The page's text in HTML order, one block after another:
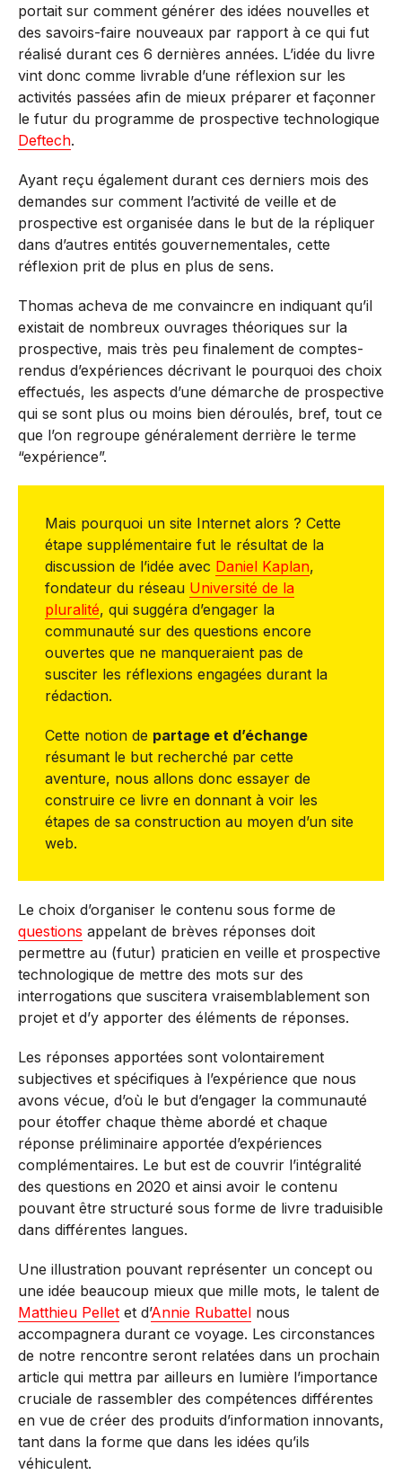
portait sur comment générer des idées nouvelles et
des savoirs-faire nouveaux par rapport à ce qui fut
réalisé durant ces 6 dernières années. L’idée du livre
vint donc comme livrable d’une réflexion sur les
activités passées afin de mieux préparer et façonner
le futur du programme de prospective technologique
Deftech.
Ayant reçu également durant ces derniers mois des
demandes sur comment l’activité de veille et de
prospective est organisée dans le but de la répliquer
dans d’autres entités gouvernementales, cette
réflexion prit de plus en plus de sens.
Thomas acheva de me convaincre en indiquant qu’il
existait de nombreux ouvrages théoriques sur la
prospective, mais très peu finalement de comptes-
rendus d’expériences décrivant le pourquoi des choix
effectués, les aspects d’une démarche de prospective
qui se sont plus ou moins bien déroulés, bref, tout ce
que l’on regroupe généralement derrière le terme
“expérience”.
Mais pourquoi un site Internet alors ? Cette
étape supplémentaire fut le résultat de la
discussion de l’idée avec Daniel Kaplan,
fondateur du réseau Université de la
pluralité, qui suggéra d’engager la
communauté sur des questions encore
ouvertes que ne manqueraient pas de
susciter les réflexions engagées durant la
rédaction.
Cette notion de partage et d’échange
résumant le but recherché par cette
aventure, nous allons donc essayer de
construire ce livre en donnant à voir les
étapes de sa construction au moyen d’un site
web.
Le choix d’organiser le contenu sous forme de
questions appelant de brèves réponses doit
permettre au (futur) praticien en veille et prospective
technologique de mettre des mots sur des
interrogations que suscitera vraisemblablement son
projet et d’y apporter des éléments de réponses.
Les réponses apportées sont volontairement
subjectives et spécifiques à l’expérience que nous
avons vécue, d’où le but d’engager la communauté
pour étoffer chaque thème abordé et chaque
réponse préliminaire apportée d’expériences
complémentaires. Le but est de couvrir l’intégralité
des questions en 2020 et ainsi avoir le contenu
pouvant être structuré sous forme de livre traduisible
dans différentes langues.
Une illustration pouvant représenter un concept ou
une idée beaucoup mieux que mille mots, le talent de
Matthieu Pellet et d’Annie Rubattel nous
accompagnera durant ce voyage. Les circonstances
de notre rencontre seront relatées dans un prochain
article qui mettra par ailleurs en lumière l’importance
cruciale de rassembler des compétences différentes
en vue de créer des produits d’information innovants,
tant dans la forme que dans les idées qu’ils
véhiculent.